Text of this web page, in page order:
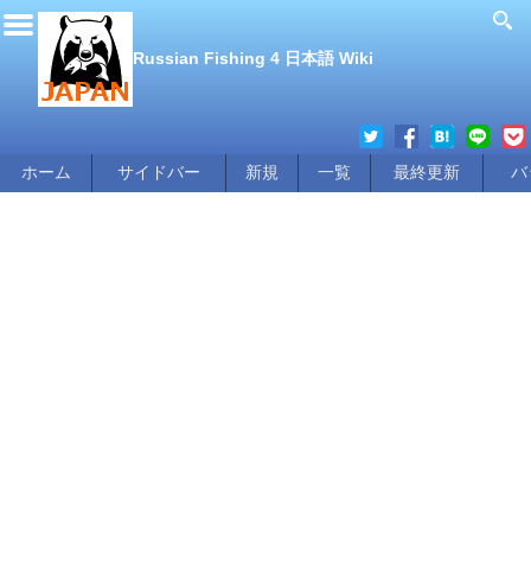
Russian Fishing 4 日本語 Wiki
ホーム サイドバー 新規 一覧 最終更新 バ